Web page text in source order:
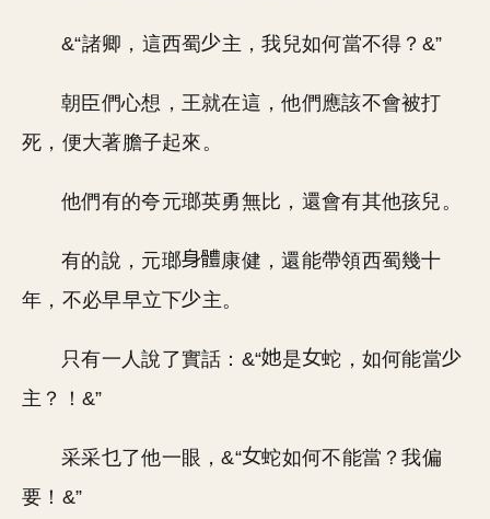
&“諸卿，這西蜀 主，我兒如何當不得？&”
朝臣們心想，王就在這，他們應該不會被打
死，便大著膽子起來。
他們有的夸元瑯英勇無比，還會有其他孩兒。
有的說，元瑯
康健，還能帶領西蜀幾十
年，不必早早立下
主。
只有一人說了實話：&“ 是
蛇，如何能當
主？！&”
采采乜了他一眼，&“
蛇如何不能當？我偏
要！&”